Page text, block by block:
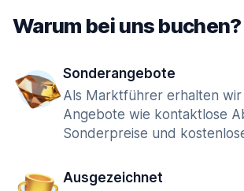
Warum bei uns buchen?
Sonderangebote
Als Marktführer erhalten wir
Angebote wie kontaktlose
Sonderpreise und
Ausgezeichnet